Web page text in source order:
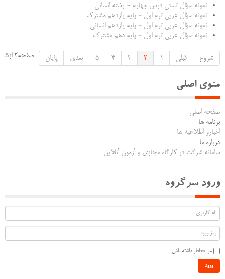
نمونه سؤال تستی درس چهارم - رشته انسانی
نمونه سؤال عربی ترم اول - پایه یازدهم مشترک
نمونه سؤال عربی ترم اول - پایه یازدهم انسانی
نمونه سؤال عربی ترم اول - پایه دهم مشترک
صفحه2 از5 شروع قبلی 1
2
3
4
5 بعدی پایان
منوی اصلی
صفحه اصلی
برنامه ها
اخبارو اطلاعیه ها
درباره ما
سامانه شرکت در کارگاه مجازی و آزمون آنلاین
ورود سرگروه
مرا بخاطر داشته باش
ورود